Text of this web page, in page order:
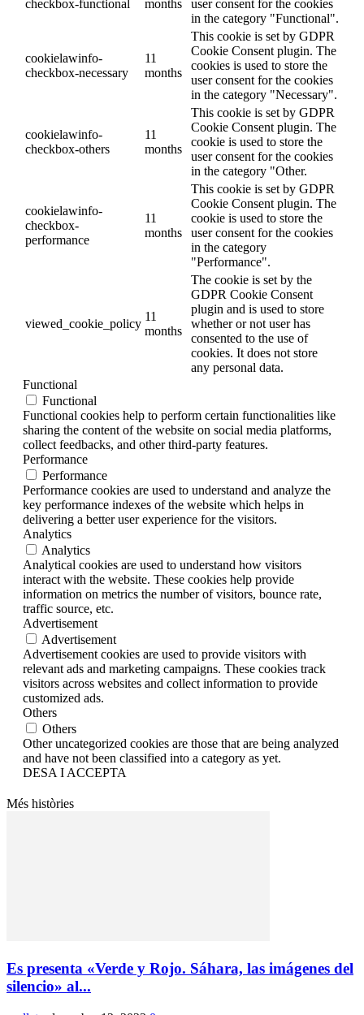
checkbox-functional months
user consent for the cookies
in the category "Functional".
cookielawinfo-
checkbox-necessary
11
months
This cookie is set by GDPR
Cookie Consent plugin. The
cookies is used to store the
user consent for the cookies
in the category "Necessary".
cookielawinfo-
checkbox-others
11
months
This cookie is set by GDPR
Cookie Consent plugin. The
cookie is used to store the
user consent for the cookies
in the category "Other.
cookielawinfo-
checkbox-
performance
11
months
This cookie is set by GDPR
Cookie Consent plugin. The
cookie is used to store the
user consent for the cookies
in the category
"Performance".
viewed_cookie_policy
11
months
The cookie is set by the
GDPR Cookie Consent
plugin and is used to store
whether or not user has
consented to the use of
cookies. It does not store
any personal data.
Functional
Functional
Functional cookies help to perform certain functionalities like
sharing the content of the website on social media platforms,
collect feedbacks, and other third-party features.
Performance
Performance
Performance cookies are used to understand and analyze the
key performance indexes of the website which helps in
delivering a better user experience for the visitors.
Analytics
Analytics
Analytical cookies are used to understand how visitors
interact with the website. These cookies help provide
information on metrics the number of visitors, bounce rate,
traffic source, etc.
Advertisement
Advertisement
Advertisement cookies are used to provide visitors with
relevant ads and marketing campaigns. These cookies track
visitors across websites and collect information to provide
customized ads.
Others
Others
Other uncategorized cookies are those that are being analyzed
and have not been classified into a category as yet.
DESA I ACCEPTA
Més històries
Es presenta «Verde y Rojo. Sáhara, las imágenes del
silencio» al...